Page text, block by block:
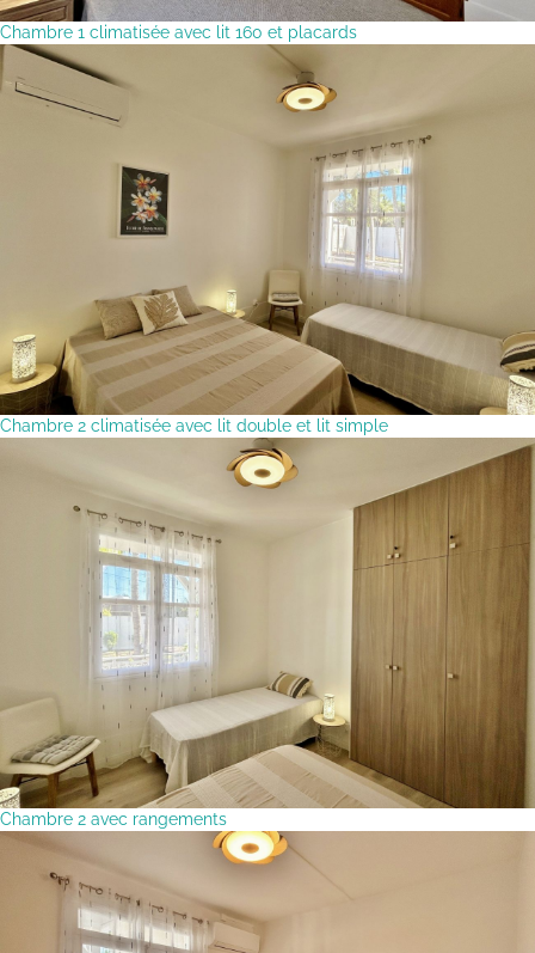
Chambre 1 climatisée avec lit 160 et placards
Chambre 2 climatisée avec lit double et lit simple
Chambre 2 avec rangements